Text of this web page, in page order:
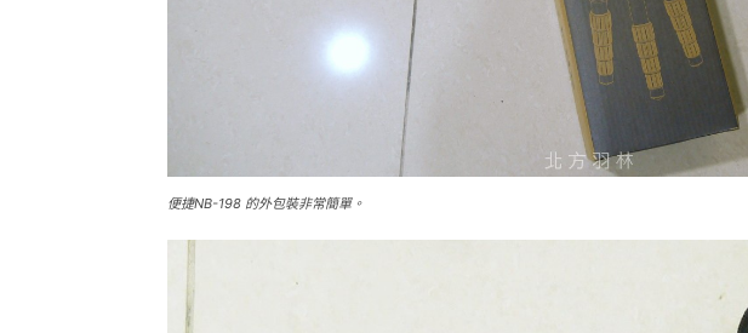
便捷NB-198 的外包裝非常簡單。